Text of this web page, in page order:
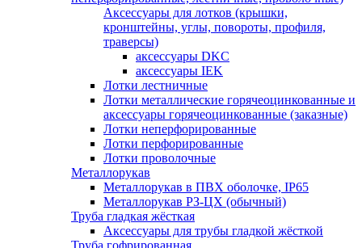
Аксессуары для лотков (крышки,
кронштейны, углы, повороты, профиля,
траверсы)
аксессуары DKC
аксессуары IEK
Лотки лестничные
Лотки металлические горячеоцинкованные и
аксессуары горячеоцинкованные (заказные)
Лотки неперфорированные
Лотки перфорированные
Лотки проволочные
Металлорукав
Металлорукав в ПВХ оболочке, IP65
Металлорукав РЗ-ЦХ (обычный)
Труба гладкая жёсткая
Аксессуары для трубы гладкой жёсткой
Труба гофрированная